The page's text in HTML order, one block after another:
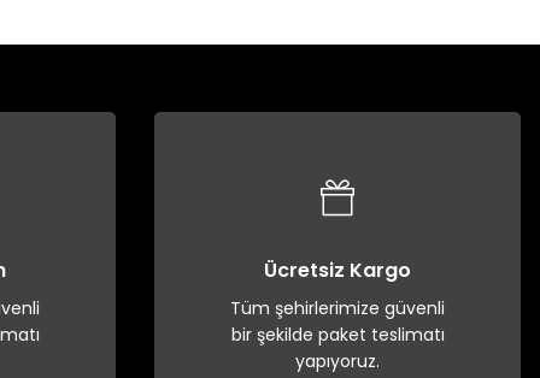
Ücretsiz Kargo
Tüm şehirlerimize güvenli
bir şekilde paket teslimatı
yapıyoruz.